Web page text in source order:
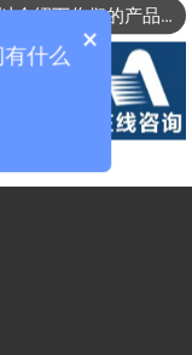
可以介绍下你们的产品么？
×
什么